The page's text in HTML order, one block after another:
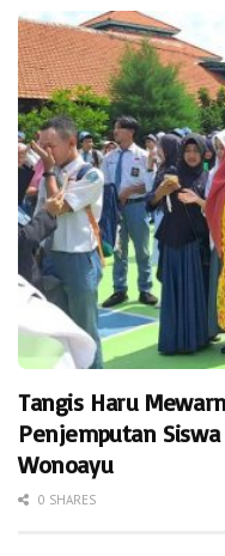
Tangis Haru
Penjemputan Siswa
Wonoayu
0 SHARES